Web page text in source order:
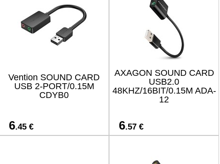
Vention SOUND CARD
USB 2-PORT/0.15M
CDYB0
6.45 €
AXAGON SOUND CARD
USB2.0
48KHZ/16BIT/0.15M ADA-
12
6.57 €